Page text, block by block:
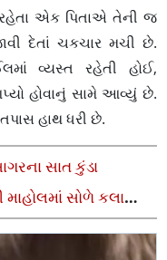
રહેતા એક પિતાએ તેની જ
દેતાં ચકચાર મચી છે.
વ્યસ્ત રહેતી હોઈ,
હોવાનું સામે આવ્યું છે.
હાથ ધરી છે.
સાત કુંડા
માહોલમાં સોળે કલાએ